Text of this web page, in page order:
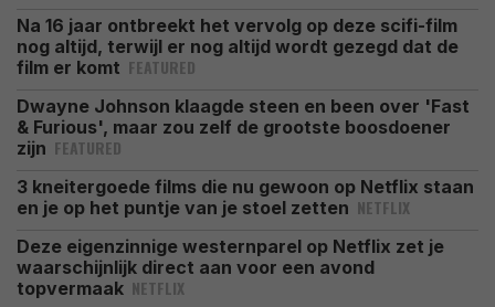
Na 16 jaar ontbreekt het vervolg op deze scifi-film
nog altijd, terwijl er nog altijd wordt gezegd dat de
film er komt FEATURED
Dwayne Johnson klaagde steen en been over 'Fast
& Furious', maar zou zelf de grootste boosdoener
zijn FEATURED
3 kneitergoede films die nu gewoon op Netflix staan
en je op het puntje van je stoel zetten NETFLIX
Deze eigenzinnige westernparel op Netflix zet je
waarschijnlijk direct aan voor een avond
topvermaak NETFLIX